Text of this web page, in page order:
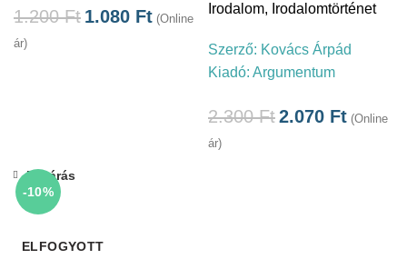
1.200Ft 1.080 Ft (Online
ár)
Irodalom, Irodalomtörténet
Szerző: Kovács Árpád
Kiadó: Argumentum
2.300Ft2.070 Ft (Online
ár)
-10%
ELFOGYOTT
Bezárás